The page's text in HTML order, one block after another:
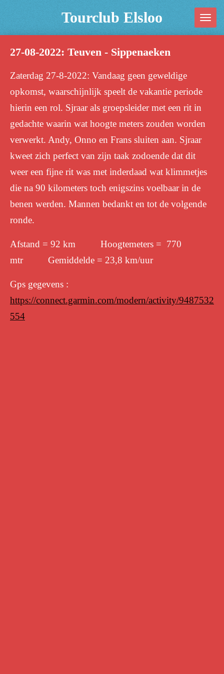
de
Tourclub Elsloo
27-08-2022: Teuven - Sippenaeken
Zaterdag 27-8-2022: Vandaag geen geweldige
opkomst, waarschijnlijk speelt de vakantie periode
hierin een rol. Sjraar als groepsleider met een rit in
gedachte waarin wat hoogte meters zouden worden
verwerkt. Andy, Onno en Frans sluiten aan. Sjraar
kweet zich perfect van zijn taak zodoende dat dit
weer een fijne rit was met inderdaad wat klimmetjes
die na 90 kilometers toch enigszins voelbaar in de
benen werden. Mannen bedankt en tot de volgende
ronde.
Afstand = 92 km Hoogtemeters = 770
mtr Gemiddelde = 23,8 km/uur
Gps gegevens :
https://connect.garmin.com/modern/activity/9487532
554